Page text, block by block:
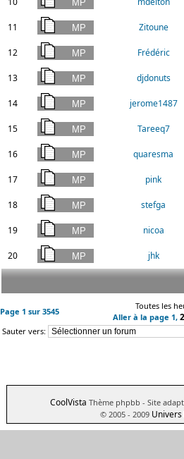
11 Zitoune
12 Frédéric
13 djdonuts
14 jerome1487
15 Tareeq7
16 quaresma
17 pink
18 stefga
19 nicoa
20 jhk
Page 1 sur 3545
Toutes les
Aller à la page 1, 2
Sauter vers:
CoolVista Thème phpbb - Site
© 2005 - 2009